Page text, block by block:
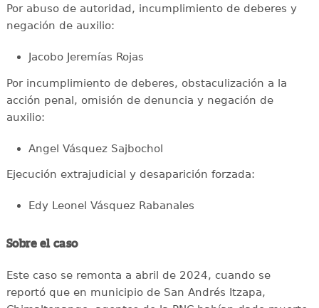
Por abuso de autoridad, incumplimiento de deberes y
negación de auxilio:
Jacobo Jeremías Rojas
Por incumplimiento de deberes, obstaculización a la
acción penal, omisión de denuncia y negación de
auxilio:
Angel Vásquez Sajbochol
Ejecución extrajudicial y desaparición forzada:
Edy Leonel Vásquez Rabanales
Sobre el caso
Este caso se remonta a abril de 2024, cuando se
reportó que en municipio de San Andrés Itzapa,